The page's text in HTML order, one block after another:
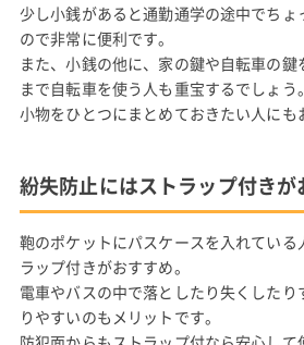
少し小銭があると通勤通学の途中でちょ
ので非常に便利です。
また、小銭の他に、家の鍵や自転車の
まで自転車を使う人も重宝するでしょう。
小物をひとつにまとめておきたい人にも
紛失防止にはストラップ付きが
鞄のポケットにパスケースを入れている
ラップ付きがおすすめ。
電車やバスの中で落としたり失くした
りやすいのもメリットです。